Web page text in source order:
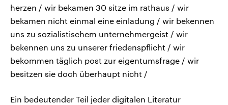
herzen / wir bekamen 30 sitze im rathaus / wir
bekamen nicht einmal eine einladung / wir bekennen
uns zu sozialistischem unternehmergeist / wir
bekennen uns zu unserer friedenspflicht / wir
bekommen täglich post zur eigentumsfrage / wir
besitzen sie doch überhaupt nicht /
Ein bedeutender Teil jeder digitalen Literatur